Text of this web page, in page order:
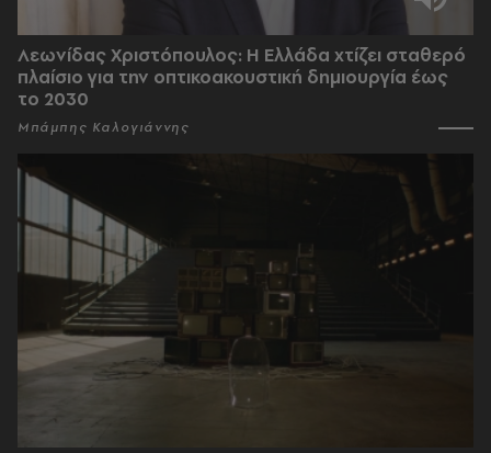
Λεωνίδας Χριστόπουλος: Η Ελλάδα χτίζει σταθερό
πλαίσιο για την οπτικοακουστική δημιουργία έως
το 2030
Μπάμπης Καλογιάννης